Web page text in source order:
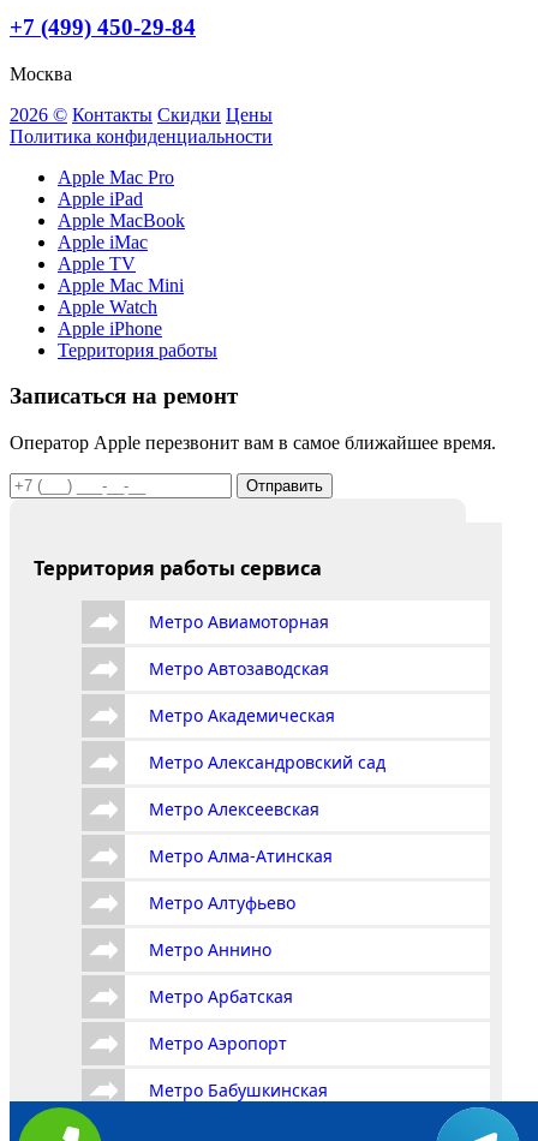
+7 (499) 450-29-84
Москва
2026 © Контакты Скидки Цены
Политика конфиденциальности
Apple Mac Pro
Apple iPad
Apple MacBook
Apple iMac
Apple TV
Apple Mac Mini
Apple Watch
Apple iPhone
Территория работы
Записаться на ремонт
Оператор Apple перезвонит вам в самое ближайшее время.
Отправить
Территория работы сервиса
Метро Авиамоторная
Метро Автозаводская
Метро Академическая
Метро Александровский сад
Метро Алексеевская
Метро Алма-Атинская
Метро Алтуфьево
Метро Аннино
Метро Арбатская
Метро Аэропорт
Метро Бабушкинская